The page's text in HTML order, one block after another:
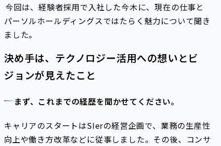
今回は、経験者採用で入社した今木に、現在の仕事と
パーソルホールディングスではたらく魅力について聞き
ました。
決め手は、テクノロジー活用への想いとビ
ジョンが見えたこと
まず、これまでの経歴を聞かせてください。
キャリアのスタートはSIerの経営企画で、業務の生産性
向上や働き方改革などに従事しました。その後、コンサ